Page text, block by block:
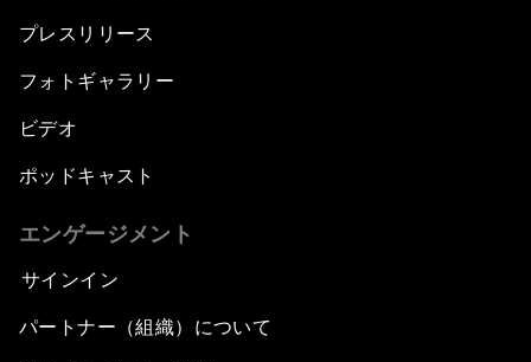
プレスリリース
フォトギャラリー
ビデオ
ポッドキャスト
エンゲージメント
サインイン
パートナー（組織）について